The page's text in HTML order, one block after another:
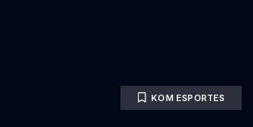
KOM ESPORTES